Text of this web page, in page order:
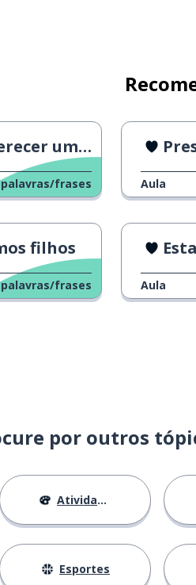
uma bebida?
palavras/frases Aula
filhos
palavras/frases Aula
por outros
Atividades
Esportes